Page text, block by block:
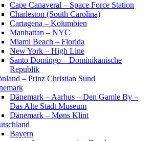
Cape Canaveral – Space Force Station
Charleston (South Carolina)
Cartagena – Kolumbien
Manhattan – NYC
Miami Beach – Florida
New York – High Line
Santo Domingo – Dominikanische
Republik
– Prinz Christian Sund
Dänemark – Aarhus – Den Gamle By –
Das Alte Stadt Museum
Dänemark – Møns Klint
Bayern